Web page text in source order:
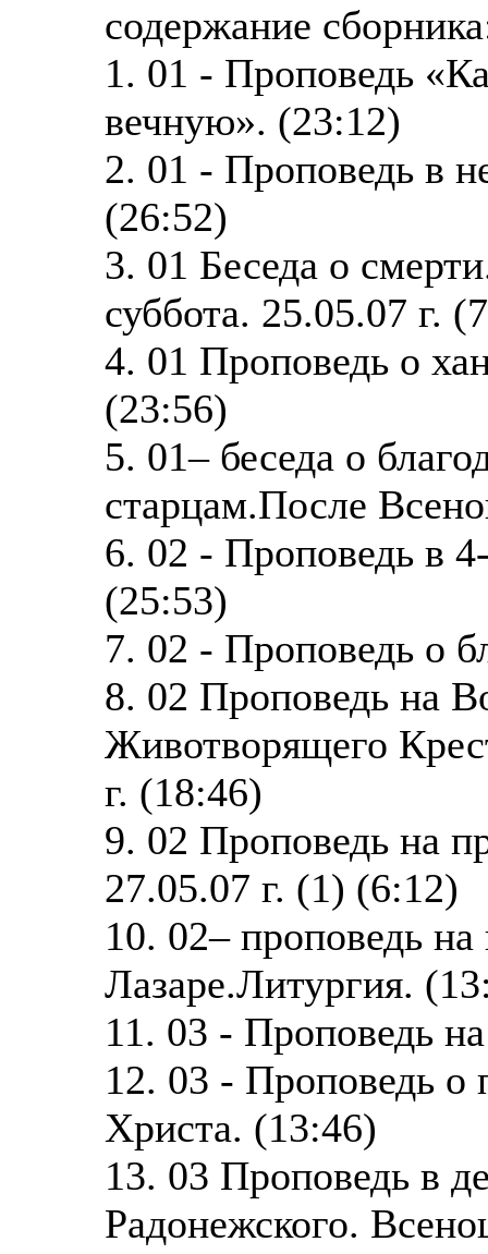
содержание
1. 01 - Проповедь
вечную». (23:12)
2. 01 - Проповедь в
(26:52)
3. 01 Беседа о
суббота. 25.05.07 г.
4. 01 Проповедь о
(23:56)
5. 01– беседа о
старцам.После
6. 02 - Проповедь в
(25:53)
7. 02 - Проповедь о
8. 02 Проповедь на
Животворящего
г. (18:46)
9. 02 Проповедь на
27.05.07 г. (1) (6:12)
10. 02– проповедь
Лазаре.Литургия.
11. 03 - Проповедь
12. 03 - Проповедь о
Христа. (13:46)
13. 03 Проповедь в
Радонежского.